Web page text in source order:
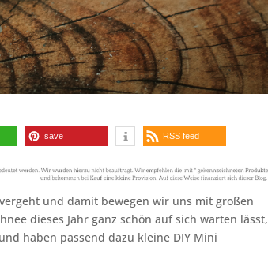
save RSS feed
und damit bewegen wir uns mit großen
dieses Jahr ganz schön auf sich warten lässt,
haben passend dazu kleine DIY Mini